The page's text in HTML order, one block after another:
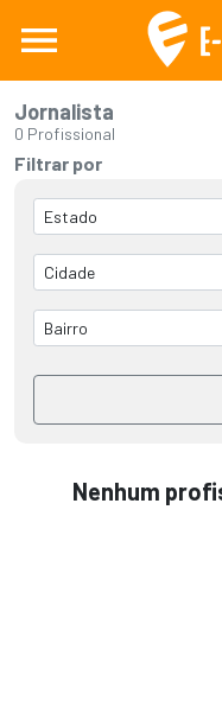
Jornalista
0 Profissional
Filtrar por
Nenhum